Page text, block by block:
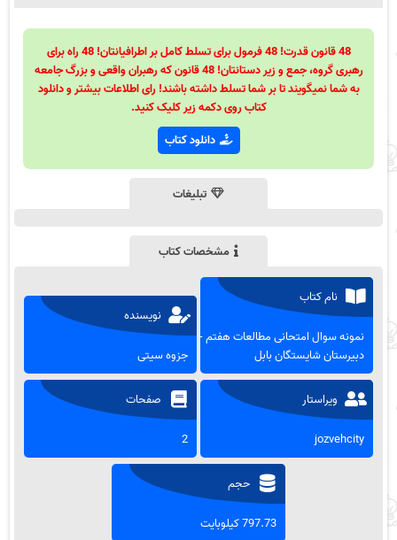
48 قانون قدرت! 48 فرمول برای تسلط کامل بر اطرافیانتان! 48 راه برای
رهبری گروه، جمع و زیر دستانتان! 48 قانون که رهبران واقعی و بزرگ جامعه
به شما نمیگویند تا بر شما تسلط داشته باشند! رای اطلاعات بیشتر و دانلود
کتاب روی دکمه زیر کلیک کنید.
دانلود کتاب
تبلیغات
مشخصات کتاب
نام کتاب
نمونه سوال امتحانی مطالعات هفتم -
دبیرستان شایستگان بابل
نویسنده
جزوه سیتی
ویراستار
jozvehcity
صفحات
2
حجم
797.73 کیلوبایت